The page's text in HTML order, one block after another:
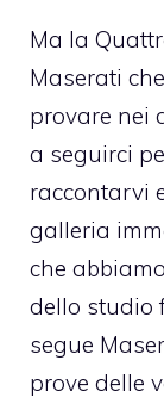
Ma la
Maserati
provare nei
a seguirci
raccontarvi
galleria
che
dello studio
segue
prove delle